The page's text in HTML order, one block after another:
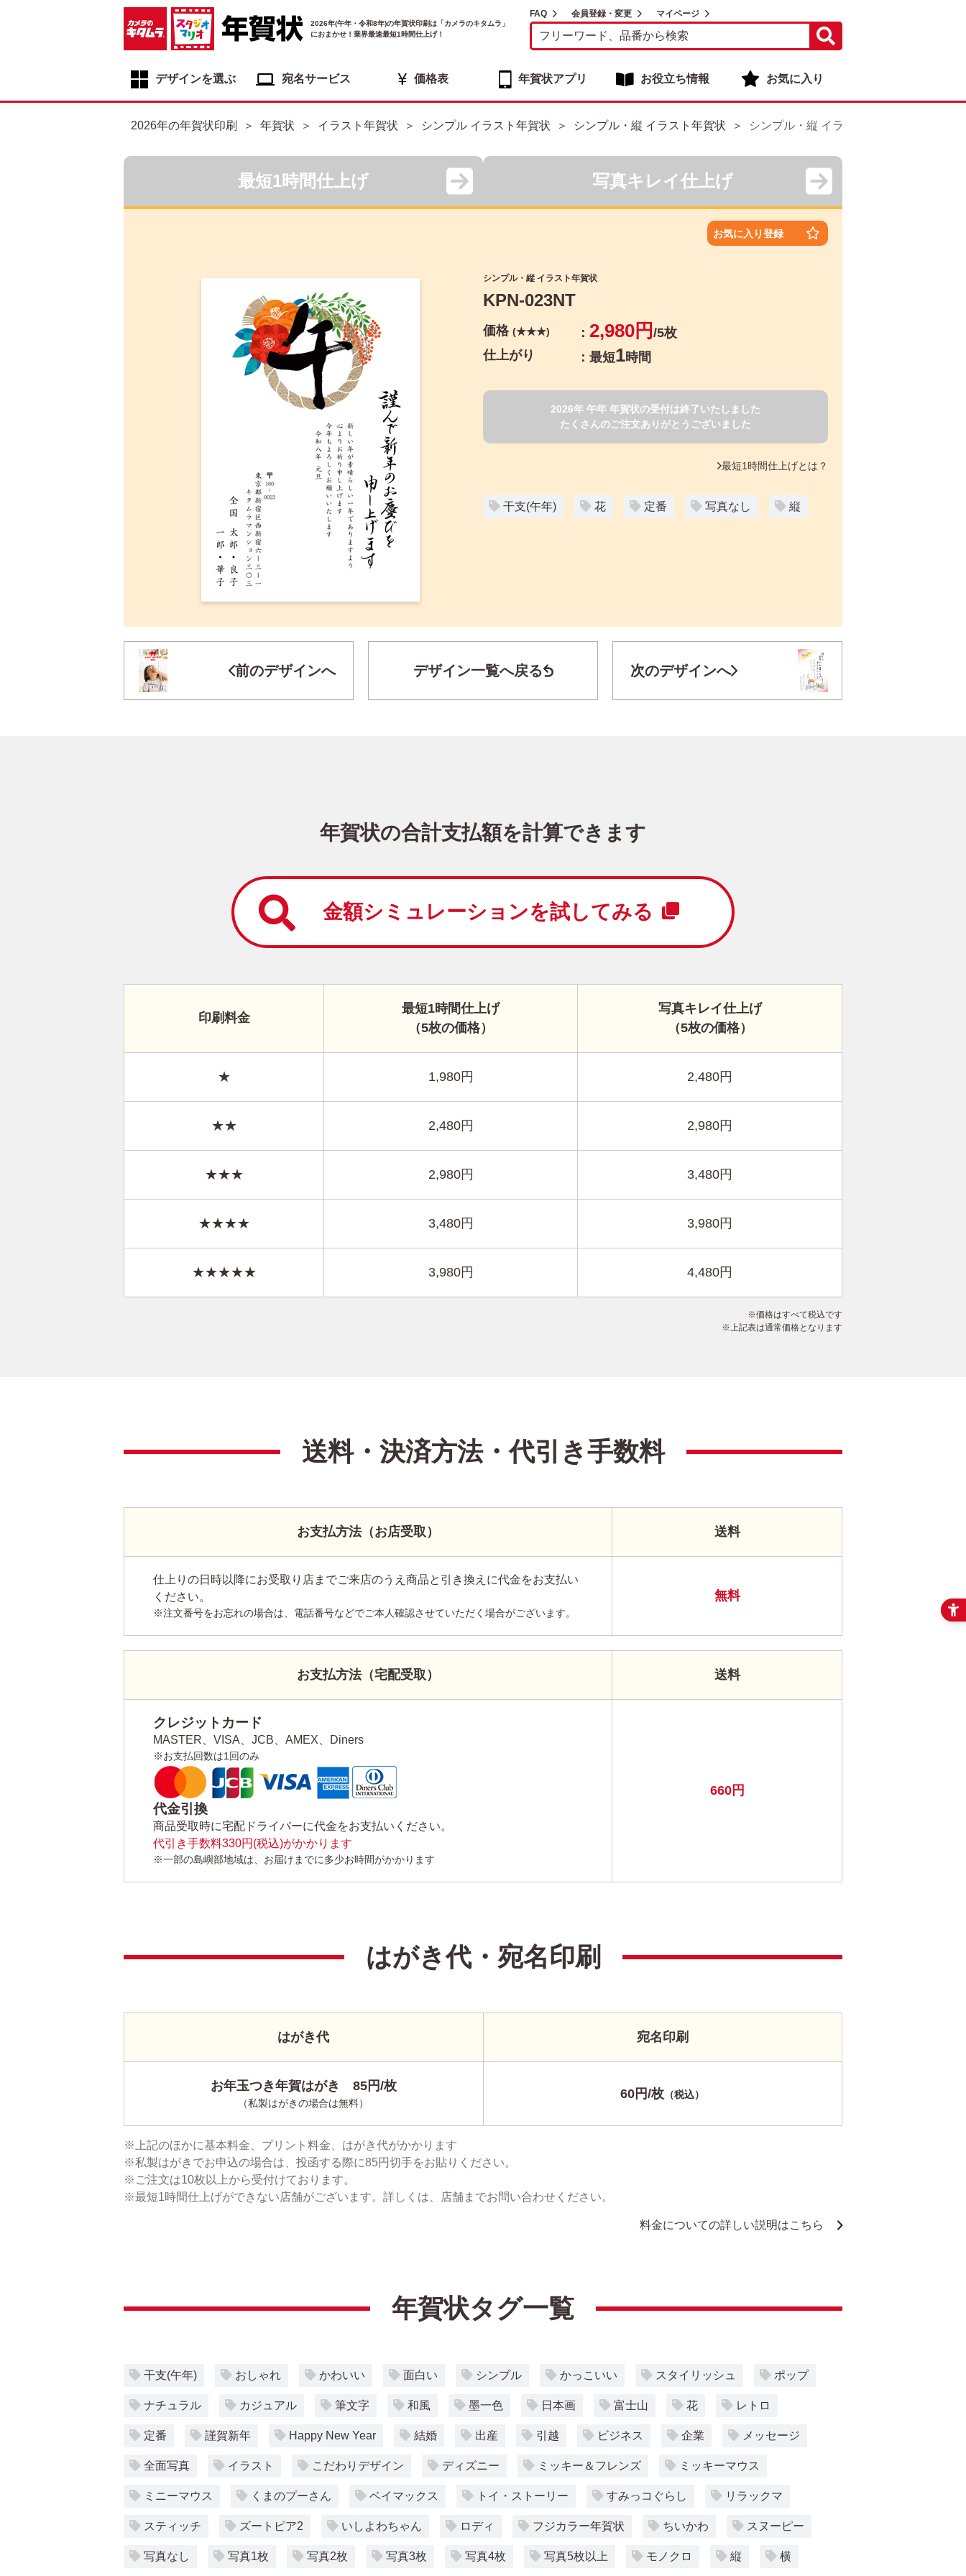
2026年(午年・令和8年)の年賀状印刷は「カメラのキタムラ」
におまかせ！業界最速最短1時間仕上げ！
FAQ 会員登録・変更 マイページ
デザインを選ぶ 宛名サービス 価格表 年賀状アプリ お役立ち情報 お気に入り
2026年の年賀状印刷 年賀状 イラスト年賀状 シンプル イラスト年賀状 シンプル・縦 イラスト年賀状 シンプル・縦 イラスト年賀状デザイン
最短1時間仕上げ 写真キレイ仕上げ
お気に入り登録
シンプル・縦 イラスト年賀状
KPN-023NT
価格 (★★★) 2,980円 /5枚
仕上がり
最短1時間
2026年 午年 年賀状の受付は終了いたしました
たくさんのご注文ありがとうございました
最短1時間仕上げとは？
干支(午年) 花 定番 写真なし 縦
シンプル・縦 イラスト年賀状
前のデザインへ デザイン一覧へ戻る 次のデザインへ
年賀状の合計支払額を計算できます
金額シミュレーションを試してみる
印刷料金
最短1時間仕上げ
（5枚の価格）
写真キレイ仕上げ
（5枚の価格）
★ 1,980円 2,480円
★★ 2,480円 2,980円
★★★ 2,980円 3,480円
★★★★ 3,480円 3,980円
★★★★★ 3,980円 4,480円
価格はすべて税込です
上記表は通常価格となります
送料・決済方法・代引き手数料
お支払方法（お店受取）
仕上りの日時以降にお受取り店までご来店のうえ商品と引き換えに代金をお支払い
ください。
※注文番号をお忘れの場合は、電話番号などでご本人確認させていただく場合がございます。
送料
無料
お支払方法（宅配受取）
クレジットカード
MASTER、VISA、JCB、AMEX、Diners
※お支払回数は1回のみ
代金引換
商品受取時に宅配ドライバーに代金をお支払いください。
代引き手数料330円(税込)がかかります
※一部の島嶼部地域は、お届けまでに多少お時間がかかります
送料
660円
はがき代・宛名印刷
はがき代
お年玉つき年賀はがき 85円/枚
（私製はがきの場合は無料）
宛名印刷
60円/枚 （税込）
上記のほかに基本料金、プリント料金、はがき代がかかります
私製はがきでお申込の場合は、投函する際に85円切手をお貼りください。
ご注文は10枚以上から受付けております。
最短1時間仕上げができない店舗がございます。詳しくは、店舗までお問い合わせください。
料金についての詳しい説明はこちら
年賀状タグ一覧
干支(午年) おしゃれ かわいい 面白い シンプル かっこいい スタイリッシュ ポップ
ナチュラル カジュアル 筆文字 和風 墨一色 日本画 富士山 花 レトロ
定番 謹賀新年 Happy New Year 結婚 出産 引越 ビジネス 企業 メッセージ
全面写真 イラスト こだわりデザイン ディズニー ミッキー＆フレンズ ミッキーマウス
ミニーマウス くまのプーさん ベイマックス トイ・ストーリー すみっコぐらし リラックマ
スティッチ ズートピア2 いしよわちゃん ロディ フジカラー年賀状 ちいかわ スヌーピー
写真なし 写真1枚 写真2枚 写真3枚 写真4枚 写真5枚以上 モノクロ 縦 横